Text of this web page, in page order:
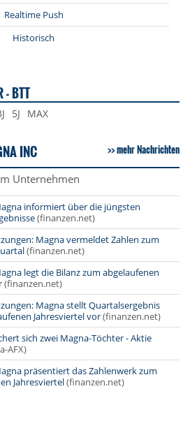
Realtime Push
Historisch
- BTT
5J MAX
INC mehr Nachrichten
Unternehmen
informiert über die jüngsten
(finanzen.net)
Magna vermeldet Zahlen zum
(finanzen.net)
legt die Bilanz zum abgelaufenen
(finanzen.net)
Magna stellt Quartalsergebnis
Jahresviertel vor(finanzen.net)
sich zwei Magna-Töchter - Aktie
AFX)
präsentiert das Zahlenwerk zum
Jahresviertel(finanzen.net)